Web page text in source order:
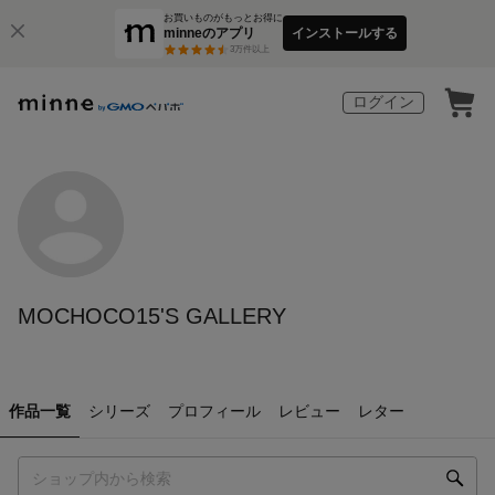
お買いものがもっとお得に
minneのアプリ
3万件以上
インストールする
ログイン
MOCHOCO15'S GALLERY
作品一覧 シリーズ プロフィール レビュー レター